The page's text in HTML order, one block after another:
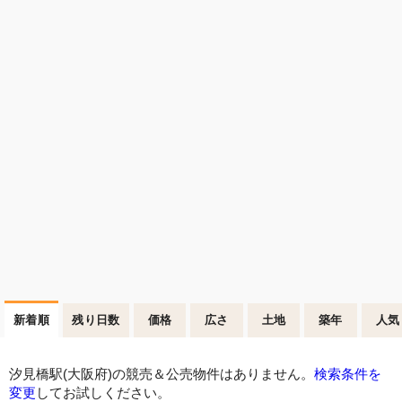
新着順 残り日数 価格 広さ 土地 築年 人気
汐見橋駅(大阪府)の競売＆公売物件はありません。 検索条件を
変更 してお試しください。